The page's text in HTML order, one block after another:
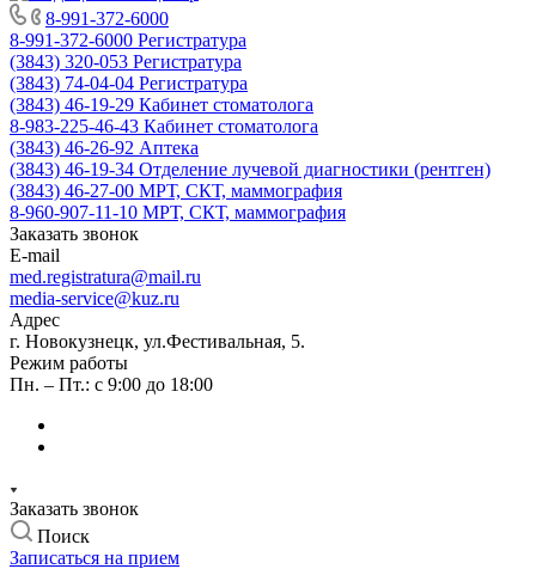
8-991-372-6000
8-991-372-6000 Регистратура
(3843) 320-053 Регистратура
(3843) 74-04-04 Регистратура
(3843) 46-19-29 Кабинет стоматолога
8-983-225-46-43 Кабинет стоматолога
(3843) 46-26-92 Аптека
(3843) 46-19-34 Отделение лучевой диагностики (рентген)
(3843) 46-27-00 МРТ, СКТ, маммография
8-960-907-11-10 МРТ, СКТ, маммография
Заказать звонок
E-mail
med.registratura@mail.ru
media-service@kuz.ru
Адрес
г. Новокузнецк, ул.Фестивальная, 5.
Режим работы
Пн. – Пт.: с 9:00 до 18:00
Заказать звонок
Поиск
Записаться на прием